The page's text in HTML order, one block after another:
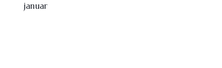
januar